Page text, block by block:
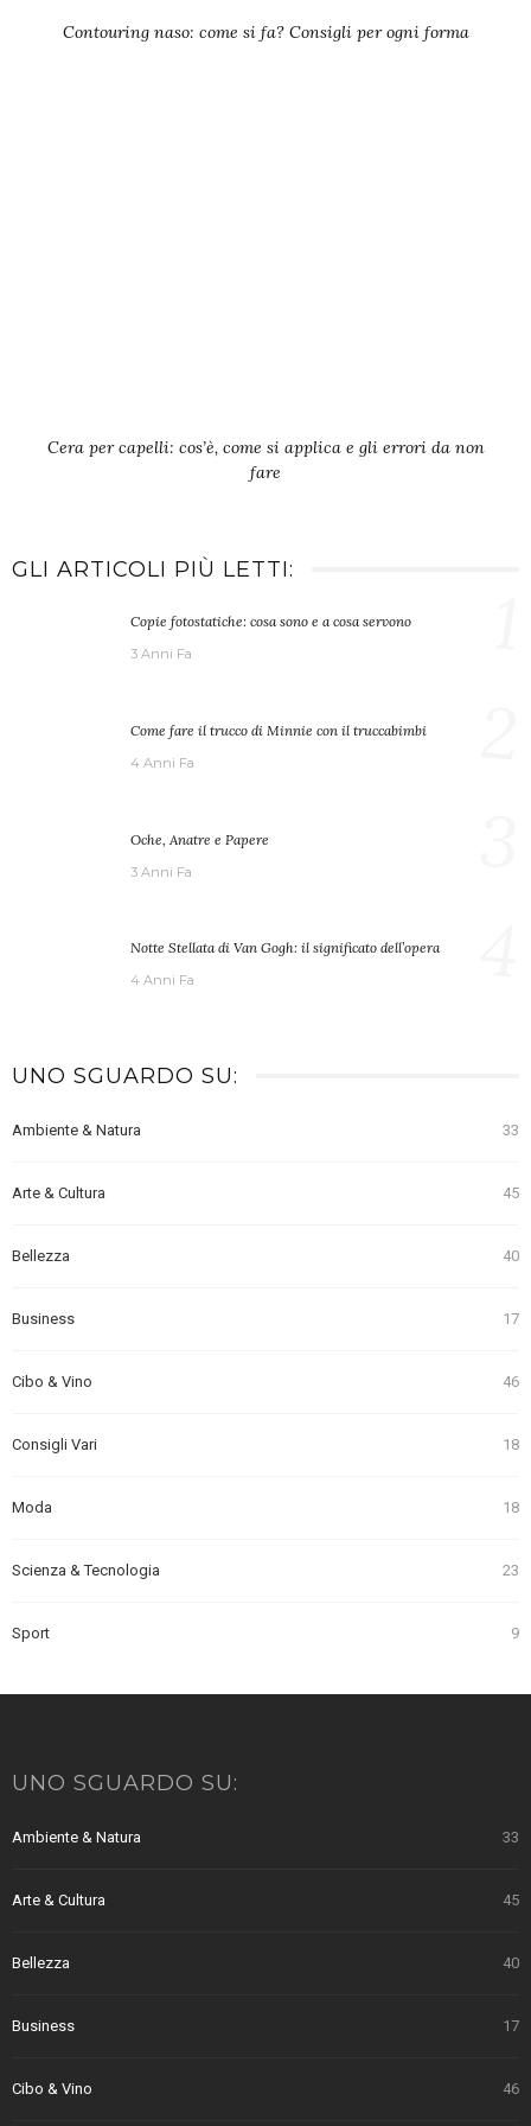
Contouring naso: come si fa? Consigli per ogni forma
Cera per capelli: cos’è, come si applica e gli errori da non
fare
GLI ARTICOLI PIÙ LETTI:
Copie fotostatiche: cosa sono e a cosa servono
3 Anni Fa
Come fare il trucco di Minnie con il truccabimbi
4 Anni Fa
Oche, Anatre e Papere
3 Anni Fa
Notte Stellata di Van Gogh: il significato dell’opera
4 Anni Fa
UNO SGUARDO SU:
Ambiente & Natura 33
Arte & Cultura 45
Bellezza 40
Business 17
Cibo & Vino 46
Consigli Vari 18
Moda 18
Scienza & Tecnologia 23
Sport 9
UNO SGUARDO SU:
Ambiente & Natura 33
Arte & Cultura 45
Bellezza 40
Business 17
Cibo & Vino 46